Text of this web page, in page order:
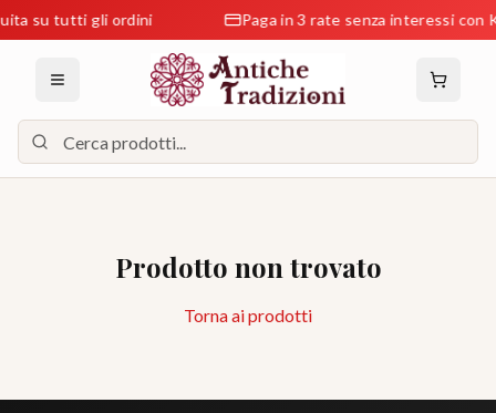
su tutti gli ordini Paga in 3 rate senza interessi con
Prodotto non trovato
Torna ai prodotti